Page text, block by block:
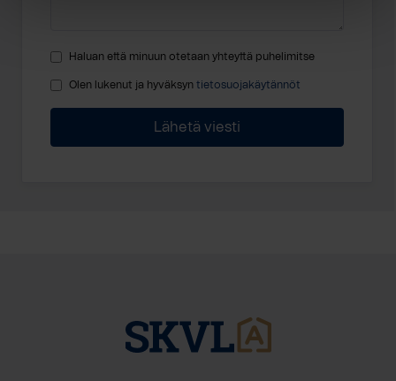
Haluan että minuun otetaan yhteyttä puhelimitse
Olen lukenut ja hyväksyn tietosuojakäytännöt